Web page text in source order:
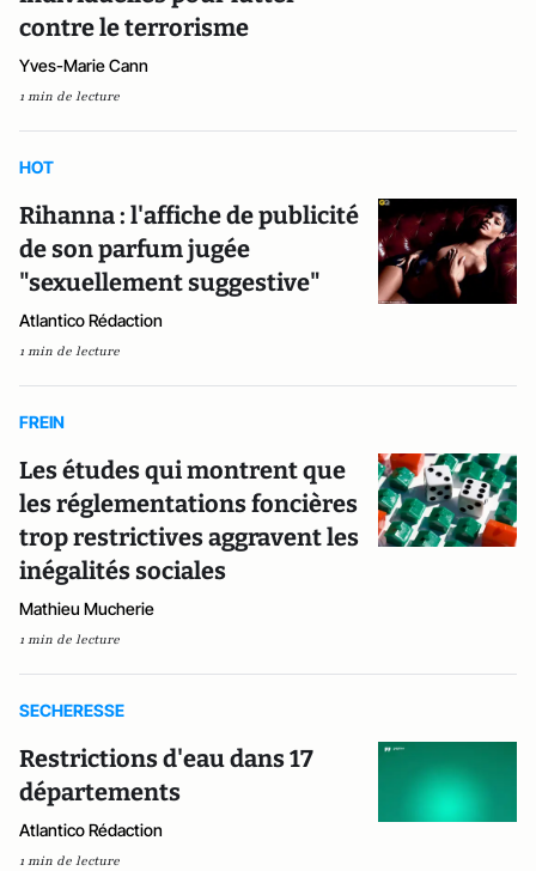
contre le terrorisme
Yves-Marie Cann
1 min de lecture
HOT
Rihanna : l'affiche de publicité
de son parfum jugée
"sexuellement suggestive"
Atlantico Rédaction
1 min de lecture
FREIN
Les études qui montrent que
les réglementations foncières
trop restrictives aggravent les
inégalités sociales
Mathieu Mucherie
1 min de lecture
SECHERESSE
Restrictions d'eau dans 17
départements
Atlantico Rédaction
1 min de lecture